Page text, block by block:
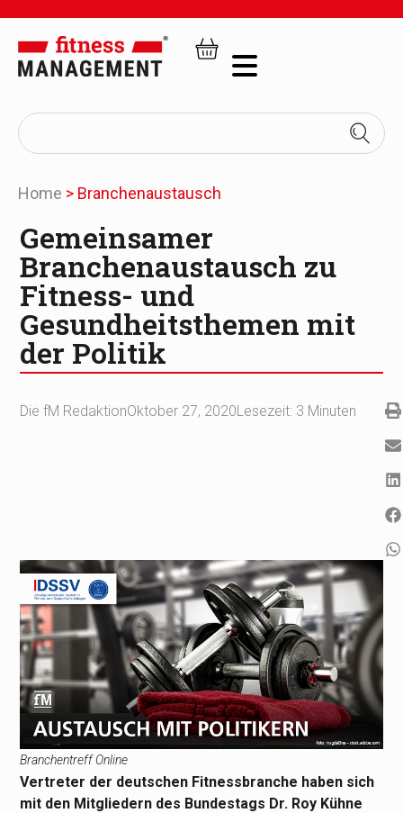
Home > Branchenaustausch
Gemeinsamer
Branchenaustausch zu
Fitness- und
Gesundheitsthemen mit
der Politik
Die fM RedaktionOktober 27, 2020Lesezeit: 3 Minuten
Branchentreff Online
Vertreter der deutschen Fitnessbranche haben sich
mit den Mitgliedern des Bundestags Dr. Roy Kühne